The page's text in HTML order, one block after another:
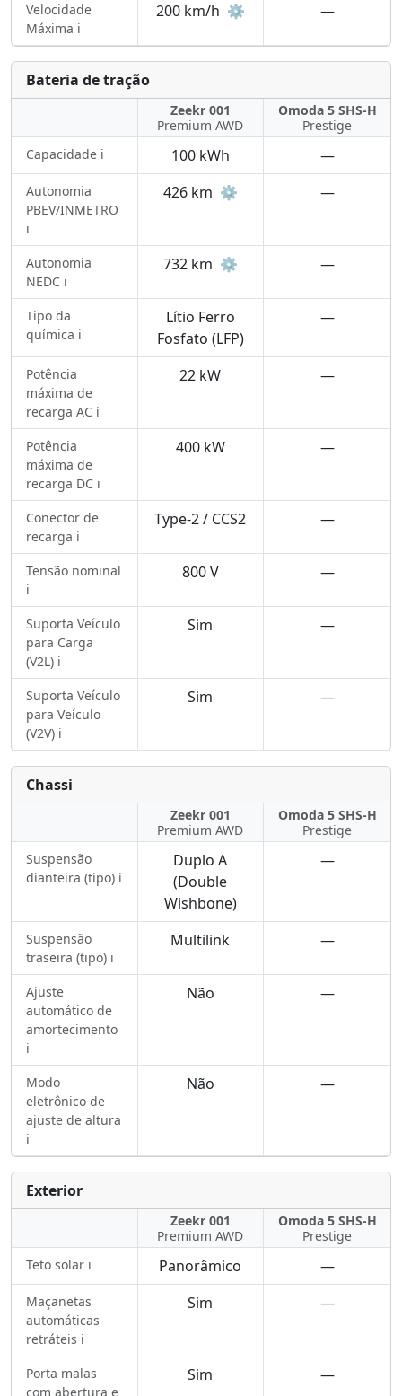
Velocidade
Máxima ℹ️
200 km/h ⚙️ —
Bateria de tração
Zeekr 001
Premium AWD
Omoda 5 SHS-H
Prestige
Capacidade ℹ️
100 kWh —
Autonomia
PBEV/INMETRO
ℹ️
426 km ⚙️ —
Autonomia
NEDC ℹ️
732 km ⚙️ —
Tipo da
química ℹ️
Lítio Ferro
Fosfato (LFP)
—
Potência
máxima de
recarga AC ℹ️
22 kW —
Potência
máxima de
recarga DC ℹ️
400 kW —
Conector de
recarga ℹ️
Type-2 / CCS2 —
Tensão nominal
ℹ️
800 V —
Suporta Veículo
para Carga
(V2L) ℹ️
Sim —
Suporta Veículo
para Veículo
(V2V) ℹ️
Sim —
Chassi
Zeekr 001
Premium AWD
Omoda 5 SHS-H
Prestige
Suspensão
dianteira (tipo) ℹ️
Duplo A
(Double
Wishbone)
—
Suspensão
traseira (tipo) ℹ️
Multilink —
Ajuste
automático de
amortecimento
ℹ️
Não —
Modo
eletrônico de
ajuste de altura
ℹ️
Não —
Exterior
Zeekr 001
Premium AWD
Omoda 5 SHS-H
Prestige
Teto solar ℹ️
Panorâmico —
Maçanetas
automáticas
retráteis ℹ️
Sim —
Porta malas
com abertura e
Sim —